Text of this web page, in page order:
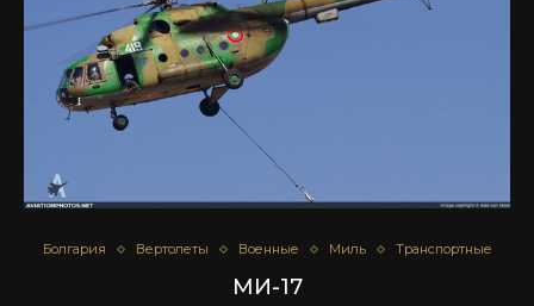
Болгария Вертолеты Военные Миль Транспортные
МИ-17